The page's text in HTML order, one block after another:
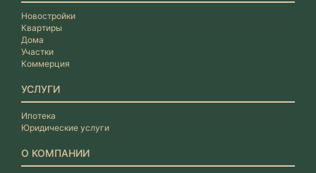
Новостройки
Квартиры
Дома
Участки
Коммерция
УСЛУГИ
Ипотека
Юридические услуги
О КОМПАНИИ